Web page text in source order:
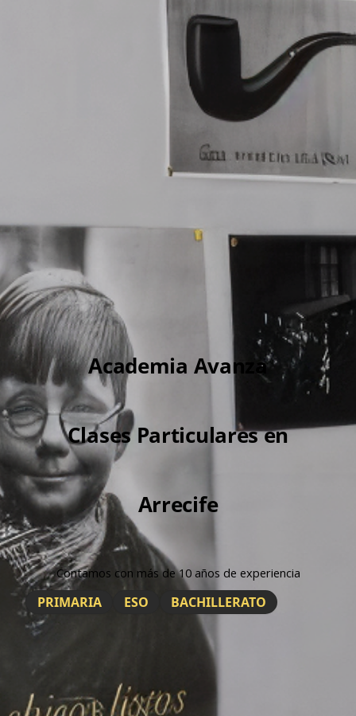
Academia Avanza
Clases Particulares en
Arrecife
Contamos con más de 10 años de experiencia
PRIMARIA ESO BACHILLERATO